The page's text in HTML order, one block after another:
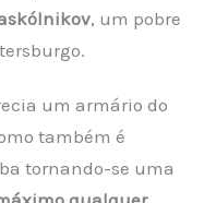
, um pobre
um armário do
também é
tornando-se uma